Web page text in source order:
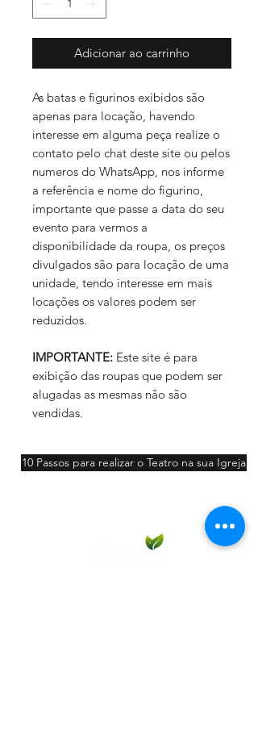
Adicionar ao carrinho
As batas e figurinos exibidos são
apenas para locação, havendo
interesse em alguma peça realize o
contato pelo chat deste site ou pelos
numeros do WhatsApp, nos informe
a referência e nome do figurino,
importante que passe a data do seu
evento para vermos a
disponibilidade da roupa, os preços
divulgados são para locação de uma
unidade, tendo interesse em mais
locações os valores podem ser
reduzidos.
IMPORTANTE: Este site é para
exibição das roupas que podem ser
alugadas as mesmas não são
vendidas.
10 Passos para realizar o Teatro na sua Igreja